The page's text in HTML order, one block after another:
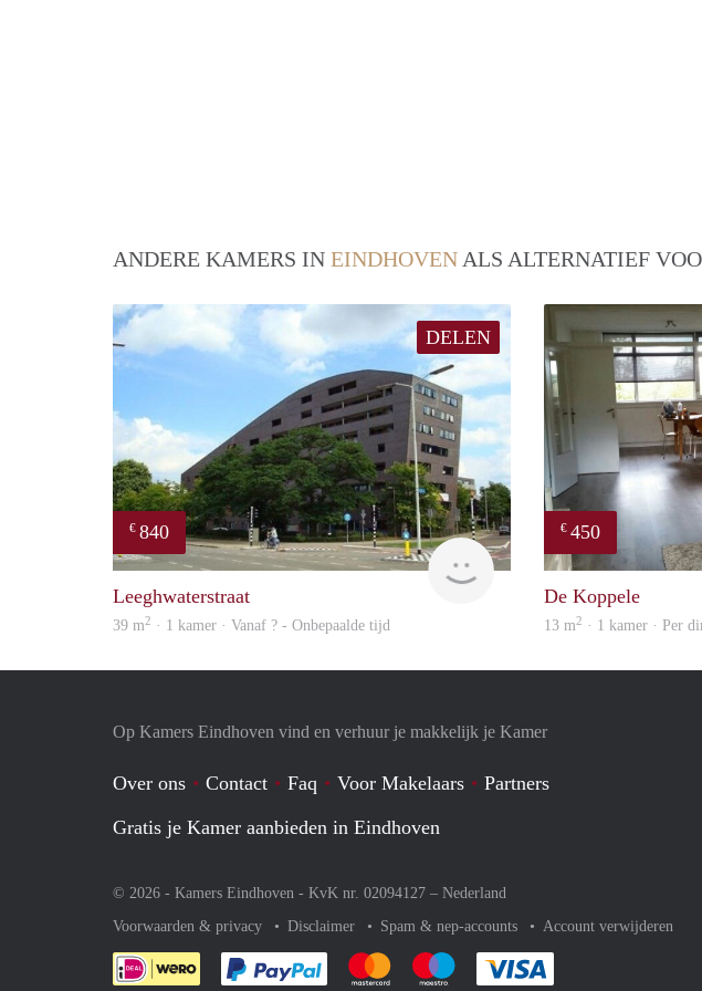
ANDERE KAMERS IN EINDHOVEN ALS ALTERNATIEF
DELEN
€ 840
rent
Leeghwaterstraat
39 m2 · 1 kamer · Vanaf ? - Onbepaalde tijd
€ 450
De Koppele
13 m2 · 1 kamer · Per
Op Kamers Eindhoven vind en verhuur je makkelijk je Kamer
Over ons Contact Faq Voor Makelaars
Partners
Gratis je Kamer aanbieden in Eindhoven
© 2026 - Kamers Eindhoven - KvK nr. 02094127 – Nederland
Voorwaarden & privacy
Disclaimer Spam & nep-accounts Account verwijderen
Je rekent gemakkelijk af met Paypal
Je rekent gemakkelijk af met Mastercard
Je rekent gemakkelijk af met Meastro